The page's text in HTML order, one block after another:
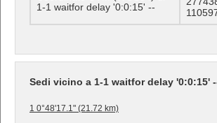
1-1 waitfor delay '0:0:15' --
Sedi vicino a 1-1 waitfor delay '0:0:15'
1 0°48'17.1" (21.72 km)